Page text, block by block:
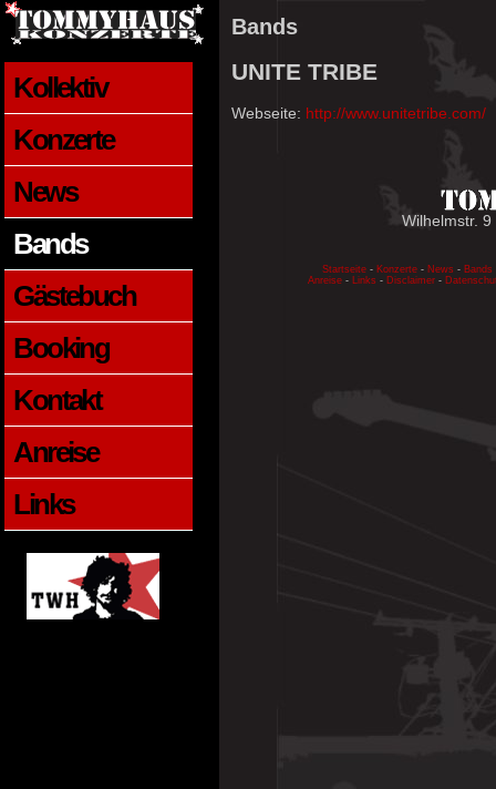
Kollektiv
Konzerte
News
Bands
Gästebuch
Booking
Kontakt
Anreise
Links
Bands
UNITE TRIBE
Webseite: http://www.unitetribe.com/
Wilhelmstr.
Startseite - Konzerte - News - Bands
Anreise - Links - Disclaimer -